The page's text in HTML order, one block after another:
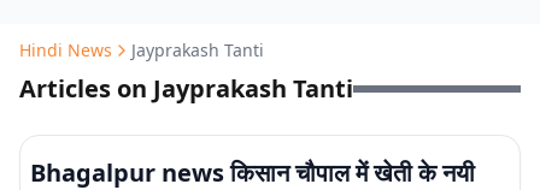
Hindi News Jayprakash Tanti
Articles on Jayprakash Tanti
Bhagalpur news किसान चौपाल में खेती के नयी